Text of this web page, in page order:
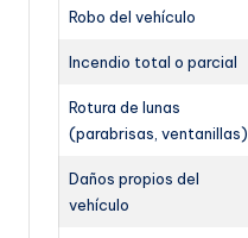
Robo del vehículo
Incendio total o parcial
Rotura de lunas
(parabrisas, ventanillas)
Daños propios del
vehículo